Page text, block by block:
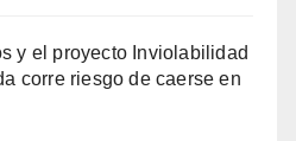
y el proyecto Inviolabilidad
corre riesgo de caerse en